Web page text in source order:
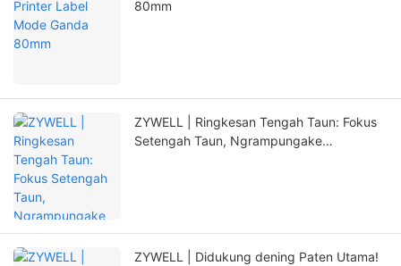
80mm
ZYWELL | Ringkesan Tengah Taun: Fokus
Setengah Taun, Ngrampungake
ZYWELL | Didukung dening Paten Utama!